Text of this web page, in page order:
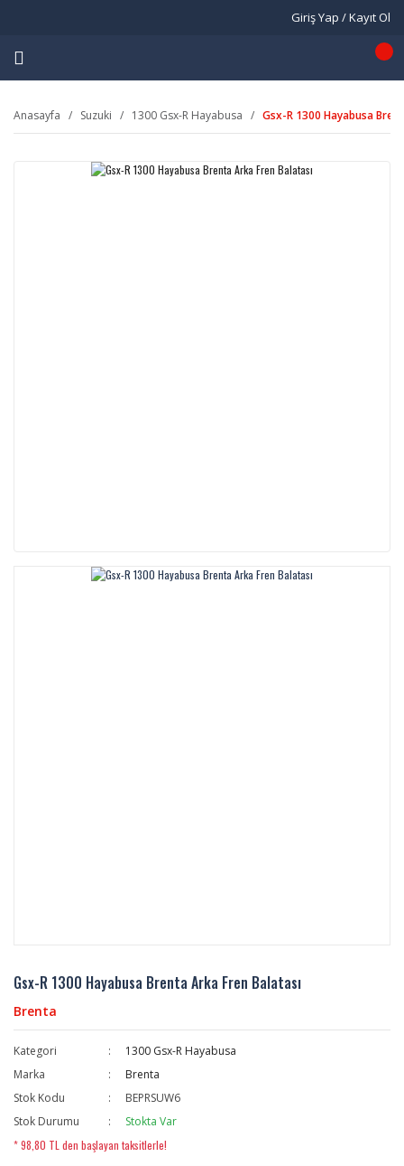
Giriş Yap / Kayıt Ol
Anasayfa Suzuki 1300 Gsx-R Hayabusa Gsx-R 1300 Hayabusa
Gsx-R 1300 Hayabusa Brenta Arka Fren Balatası
Brenta
Kategori
1300 Gsx-R Hayabusa
Marka
Brenta
Stok Kodu
BEPRSUW6
Stok Durumu
Stokta Var
* 98,80 TL den başlayan taksitlerle!